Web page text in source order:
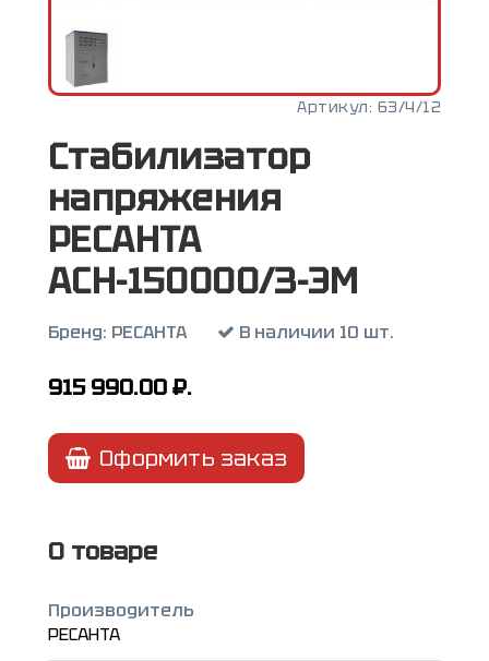
Артикул: 63/4/12
Стабилизатор
напряжения
РЕСАНТА
АСН-150000/3-ЭМ
Бренд: РЕСАНТА В наличии 10 шт.
915 990.00₽.
Оформить заказ
О товаре
Производитель
РЕСАНТА